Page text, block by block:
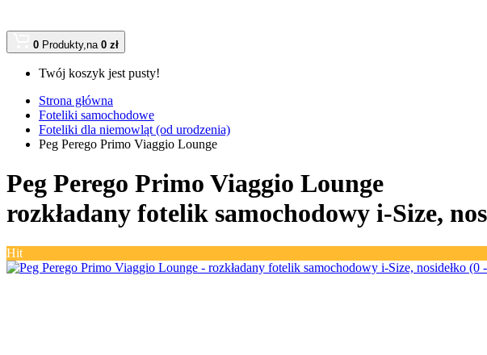
0 Produkty,na 0 zł
Twój koszyk jest pusty!
Strona główna
Foteliki samochodowe
Foteliki dla niemowląt (od urodzenia)
Peg Perego Primo Viaggio Lounge
Peg Perego Primo Viaggio Lounge
rozkładany fotelik samochodowy i-Size,
Hit